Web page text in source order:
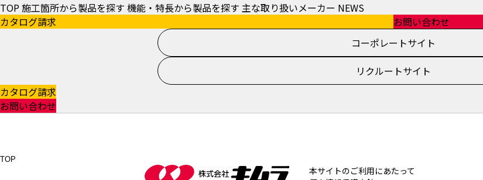
TOP施工箇所から製品を探す 機能・特長から製品を探す 主な取り扱いメーカー NEWS
カタログ請求
お問い合わせ
コーポレートサイト
リクルートサイト
カタログ請求
お問い合わせ
TOP
本サイトのご利用にあたって